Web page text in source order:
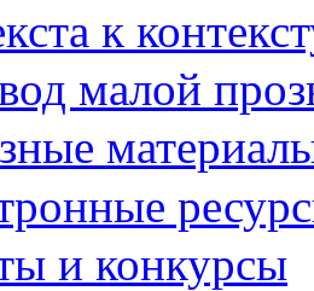
к
малой
и конкурсы